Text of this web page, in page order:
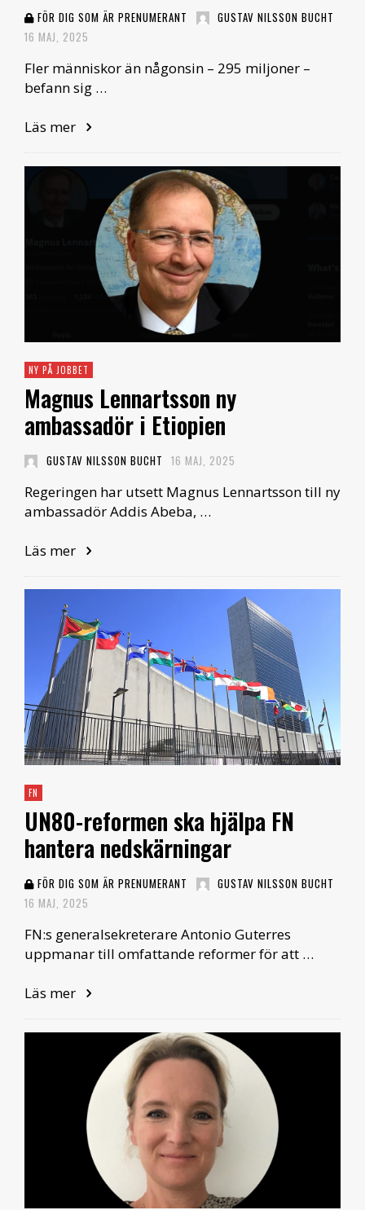
FÖR DIG SOM ÄR PRENUMERANT
GUSTAV NILSSON BUCHT
16 MAJ, 2025
Fler människor än någonsin – 295 miljoner –
befann sig …
Läs mer
NY PÅ JOBBET
Magnus Lennartsson ny
ambassadör i Etiopien
GUSTAV NILSSON BUCHT 16 MAJ, 2025
Regeringen har utsett Magnus Lennartsson till ny
ambassadör Addis Abeba, …
Läs mer
FN
UN80-reformen ska hjälpa FN
hantera nedskärningar
FÖR DIG SOM ÄR PRENUMERANT
GUSTAV NILSSON BUCHT
16 MAJ, 2025
FN:s generalsekreterare Antonio Guterres
uppmanar till omfattande reformer för att …
Läs mer